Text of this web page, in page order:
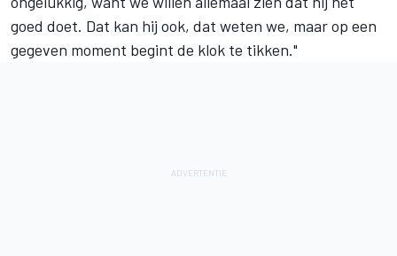
goed doet. Dat kan hij ook, dat weten we, maar op een
gegeven moment begint de klok te tikken."